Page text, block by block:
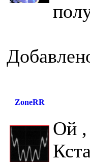
ZoneRR
Ой ,